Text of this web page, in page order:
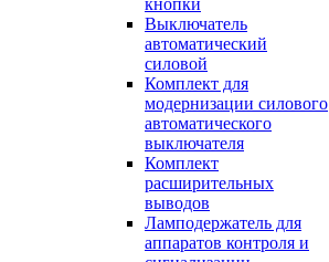
кнопки
Выключатель
автоматический
силовой
Комплект для
модернизации силового
автоматического
выключателя
Комплект
расширительных
выводов
Ламподержатель для
аппаратов контроля и